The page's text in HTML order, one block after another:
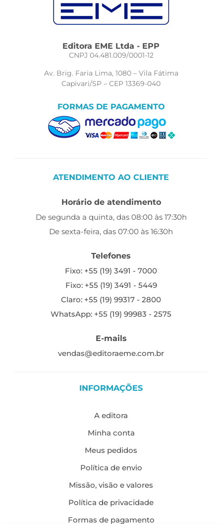
Editora EME Ltda - EPP
CNPJ 04.481.009/0001-12
Av. Brig. Faria Lima, 1080 – Vila Fátima
Capivari/SP – CEP 13369-040
FORMAS DE PAGAMENTO
ATENDIMENTO AO CLIENTE
Horário de atendimento
De segunda a quinta, das 08:00 às 17:30h
De sexta-feira, das 07:00 às 16:30h
Telefones
Fixo: +55 (19) 3491 - 7000
Fixo: +55 (19) 3491 - 5449
Claro: +55 (19) 99317 - 2800
WhatsApp: +55 (19) 99983 - 2575
E-mails
vendas@editoraeme.com.br
INFORMAÇÕES
A editora
Minha conta
Meus pedidos
Política de envio
Missão, visão e valores
Política de privacidade
Formas de pagamento